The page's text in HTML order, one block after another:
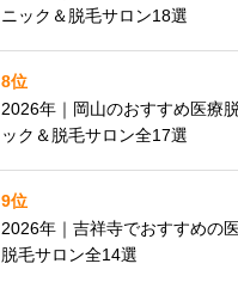
ニック＆脱毛サロン18選
8位
2026年｜岡山のおすすめ医療
ック＆脱毛サロン全17選
9位
2026年｜吉祥寺でおすすめの
脱毛サロン全14選